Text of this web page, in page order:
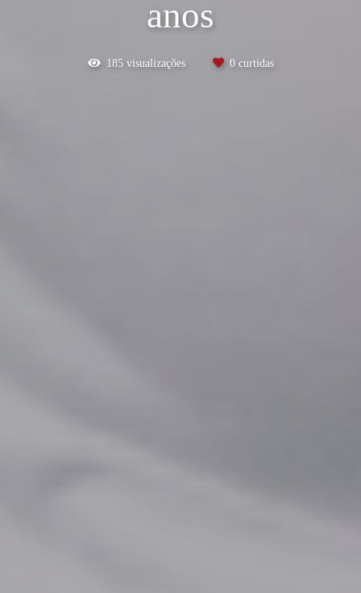
anos
185visualizações 0curtidas